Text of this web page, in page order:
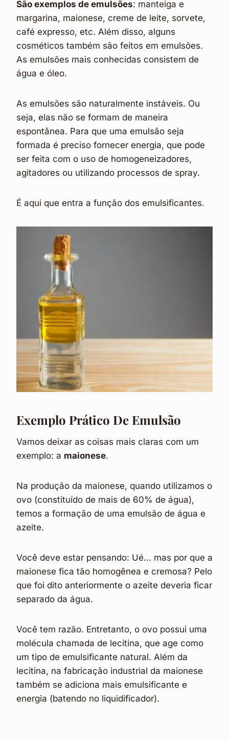
São exemplos de emulsões: manteiga e
margarina, maionese, creme de leite, sorvete,
café expresso, etc. Além disso, alguns
cosméticos também são feitos em emulsões.
As emulsões mais conhecidas consistem de
água e óleo.
As emulsões são naturalmente instáveis. Ou
seja, elas não se formam de maneira
espontânea. Para que uma emulsão seja
formada é preciso fornecer energia, que pode
ser feita com o uso de homogeneizadores,
agitadores ou utilizando processos de spray.
É aqui que entra a função dos emulsificantes.
Exemplo Prático De Emulsão
Vamos deixar as coisas mais claras com um
exemplo: a maionese.
Na produção da maionese, quando utilizamos o
ovo (constituído de mais de 60% de água),
temos a formação de uma emulsão de água e
azeite.
Você deve estar pensando: Ué… mas por que a
maionese fica tão homogênea e cremosa? Pelo
que foi dito anteriormente o azeite deveria ficar
separado da água.
Você tem razão. Entretanto, o ovo possui uma
molécula chamada de lecitina, que age como
um tipo de emulsificante natural. Além da
lecitina, na fabricação industrial da maionese
também se adiciona mais emulsificante e
energia (batendo no liquidificador).